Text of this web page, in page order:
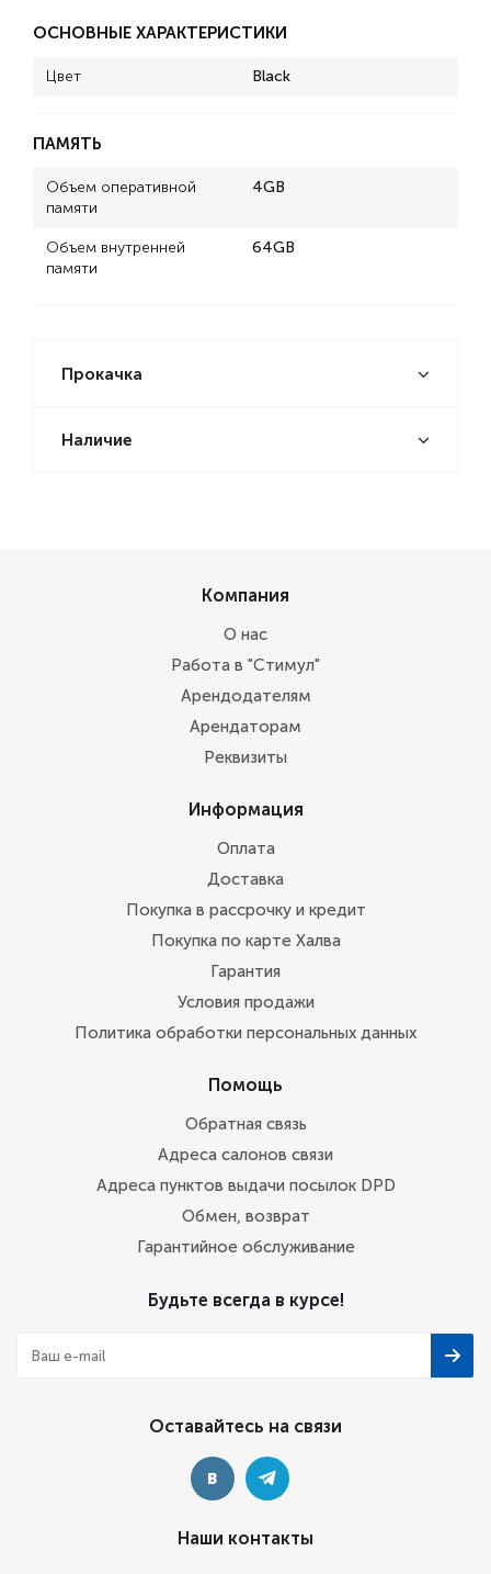
ОСНОВНЫЕ ХАРАКТЕРИСТИКИ
Цвет Black
ПАМЯТЬ
Объем оперативной
памяти
4GB
Объем внутренней
памяти
64GB
Прокачка
Наличие
Компания
О нас
Работа в "Стимул"
Арендодателям
Арендаторам
Реквизиты
Информация
Оплата
Доставка
Покупка в рассрочку и кредит
Покупка по карте Халва
Гарантия
Условия продажи
Политика обработки персональных данных
Помощь
Обратная связь
Адреса салонов связи
Адреса пунктов выдачи посылок DPD
Обмен, возврат
Гарантийное обслуживание
Будьте всегда в курсе!
Оставайтесь на связи
Наши контакты